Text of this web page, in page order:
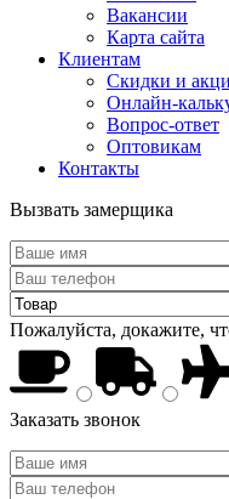
Вакансии
Карта сайта
Клиентам
Скидки и
Онлайн-
Вопрос-ответ
Оптовикам
Контакты
Вызвать замерщика
Пожалуйста, докажите,
Заказать звонок